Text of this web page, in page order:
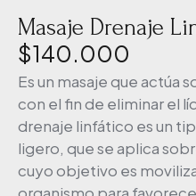
Masaje Drenaje
$140.000
Es un masaje que actúa
con el fin de eliminar el
drenaje linfático es un
ligero, que se aplica
cuyo objetivo es